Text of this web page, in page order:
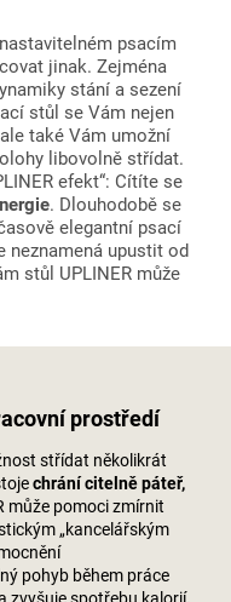
psacím
jinak. Zejména
stání a sezení
stůl se Vám nejen
také Vám umožní
libovolně střídat.
efekt“: Cítíte se
. Dlouhodobě se
elegantní psací
neznamená upustit od
stůl UPLINER může
prostředí
střídat několikrát
chránícitelně páteř,
může pomoci zmírnit
„kancelářským
pohyb během práce